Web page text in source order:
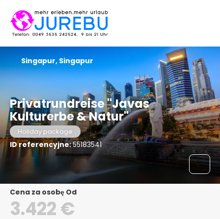
Privatrundreise "Javas
Kulturerbe & Natur"
Holiday package
ID referencyjne:55183541
Singapur, Singapur
Cena za osobę Od
3.422 €